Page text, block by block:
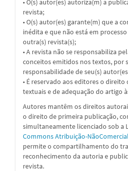
revista;
• O(s) autor(es) garante(m) que a
inédita e que não está em
outra(s) revista(s);
• A revista não se responsabiliza
conceitos emitidos nos textos, por
responsabilidade de seu(s)
• É reservado aos editores o
textuais e de adequação do artigo
Autores mantêm os direitos
o direito de primeira publicação,
simultaneamente licenciado sob a
Commons Atribuição-
permite o compartilhamento do
reconhecimento da autoria e
revista.